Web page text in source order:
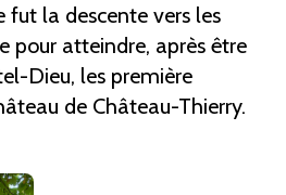
fut la descente vers les
pour atteindre, après être
Dieu, les première
de Château-Thierry.